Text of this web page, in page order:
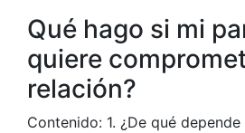
Qué hago si mi
quiere
relación?
Contenido: 1. ¿De qué